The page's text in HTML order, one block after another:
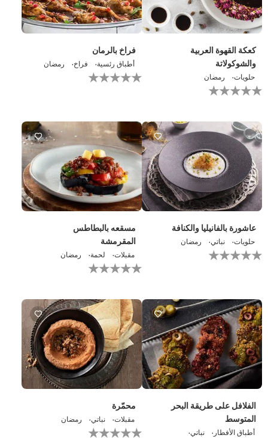
كعكة القهوة العربية
والشوكولاتة
حلويات رمضان
تقييمات
لهذا
فراخ بالرمان
أطباق رئسية فراخ رمضان
لهذا
عاشورة بالفانيليا والكنافة
حلويات نباتي رمضان
تقديم
لهذا
مسقعه بالبطاطس
المقرمشة
مقبلات لحمة رمضان
تقييمات
لهذا
الفلافل على طريقة البحر
المتوسط
أطباق الأفطار
نباتي
محمّرة
مقبلات نباتي رمضان